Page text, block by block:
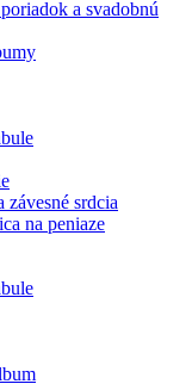
a svadobnú
závesné srdcia
na peniaze